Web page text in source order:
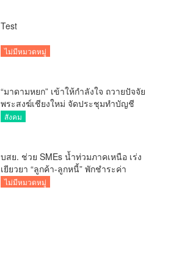
Test
ไม่มีหมวดหมู่
“มาดามหยก” เข้าให้กำลังใจ ถวายปัจจัย
พระสงฆ์เชียงใหม่ จัดประชุมทำบัญชี
รายรับรายจ่ายของวัด กว่า 300 รูป ที่วัด
สังคม
บสย. ช่วย SMEs น้ำท่วมภาคเหนือ เร่ง
เยียวยา “ลูกค้า-ลูกหนี้” พักชำระค่า
ธรรมเนียม-ค่างวด
ไม่มีหมวดหมู่